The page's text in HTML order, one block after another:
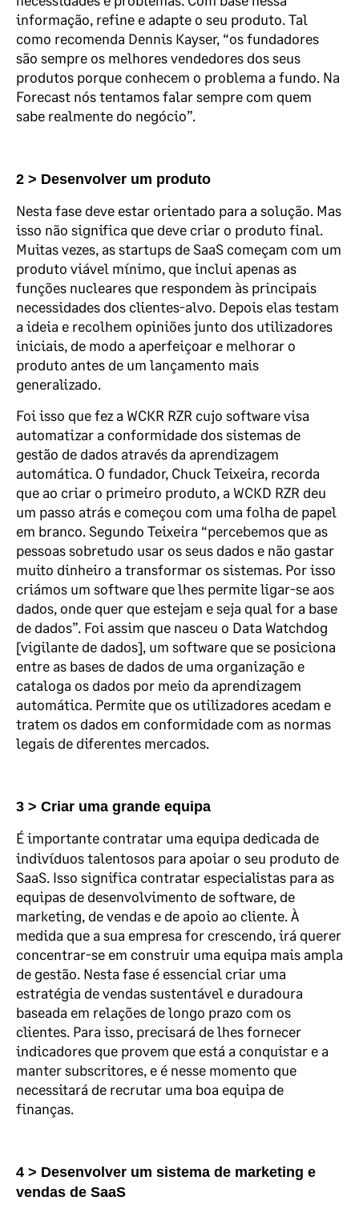
informação, refine e adapte o seu produto. Tal
como recomenda Dennis Kayser, “os fundadores
são sempre os melhores vendedores dos seus
produtos porque conhecem o problema a fundo. Na
Forecast nós tentamos falar sempre com quem
sabe realmente do negócio”.
2 > Desenvolver um produto
Nesta fase deve estar orientado para a solução. Mas
isso não significa que deve criar o produto final.
Muitas vezes, as startups de SaaS começam com um
produto viável mínimo, que inclui apenas as
funções nucleares que respondem às principais
necessidades dos clientes-alvo. Depois elas testam
a ideia e recolhem opiniões junto dos utilizadores
iniciais, de modo a aperfeiçoar e melhorar o
produto antes de um lançamento mais
generalizado.
Foi isso que fez a WCKR RZR cujo software visa
automatizar a conformidade dos sistemas de
gestão de dados através da aprendizagem
automática. O fundador, Chuck Teixeira, recorda
que ao criar o primeiro produto, a WCKD RZR deu
um passo atrás e começou com uma folha de papel
em branco. Segundo Teixeira “percebemos que as
pessoas sobretudo usar os seus dados e não gastar
muito dinheiro a transformar os sistemas. Por isso
criámos um software que lhes permite ligar-se aos
dados, onde quer que estejam e seja qual for a base
de dados”. Foi assim que nasceu o Data Watchdog
[vigilante de dados], um software que se posiciona
entre as bases de dados de uma organização e
cataloga os dados por meio da aprendizagem
automática. Permite que os utilizadores acedam e
tratem os dados em conformidade com as normas
legais de diferentes mercados.
3 > Criar uma grande equipa
É importante contratar uma equipa dedicada de
indivíduos talentosos para apoiar o seu produto de
SaaS. Isso significa contratar especialistas para as
equipas de desenvolvimento de software, de
marketing, de vendas e de apoio ao cliente. À
medida que a sua empresa for crescendo, irá querer
concentrar-se em construir uma equipa mais ampla
de gestão. Nesta fase é essencial criar uma
estratégia de vendas sustentável e duradoura
baseada em relações de longo prazo com os
clientes. Para isso, precisará de lhes fornecer
indicadores que provem que está a conquistar e a
manter subscritores, e é nesse momento que
necessitará de recrutar uma boa equipa de
finanças.
4 > Desenvolver um sistema de marketing e
vendas de SaaS